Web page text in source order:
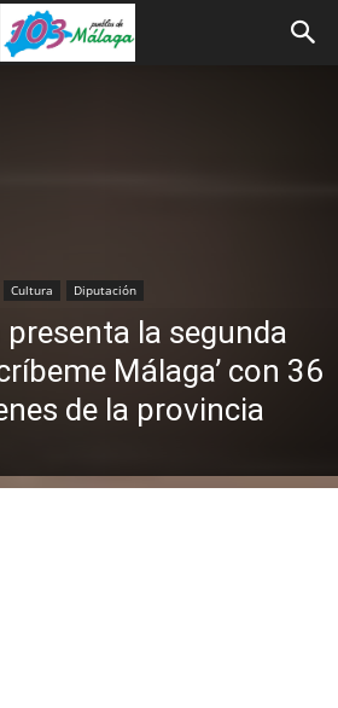
Cultura Diputación
la segunda
Málaga’ con 36
de la provincia